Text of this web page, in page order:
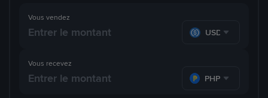
Vous recevez
PHP
Vous vendez
USDC